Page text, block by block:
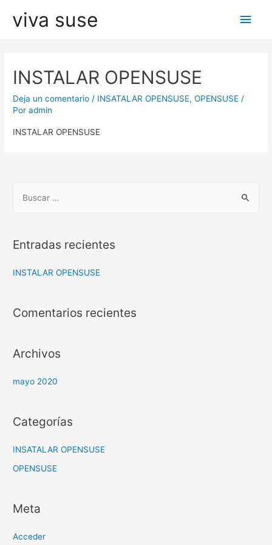
viva suse
INSTALAR OPENSUSE
Deja un comentario / INSATALAR OPENSUSE,OPENSUSE /
Poradmin
INSTALAR OPENSUSE
c
r
Entradas recientes
INSTALAR OPENSUSE
Comentarios recientes
Archivos
mayo 2020
Categorías
INSATALAR OPENSUSE
OPENSUSE
Meta
Acceder